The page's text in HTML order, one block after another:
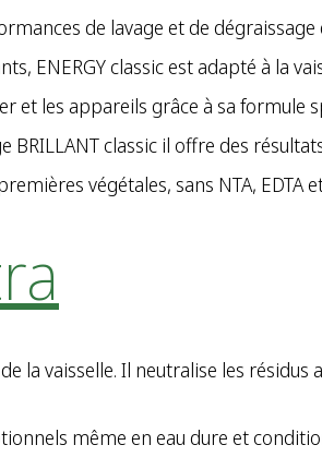
de lavage et de
ENERGY classic est adapté à la
et les appareils grâce à sa formule
BRILLANT classic il offre des
végétales, sans NTA,
la vaisselle. Il neutralise les
même en eau dure et